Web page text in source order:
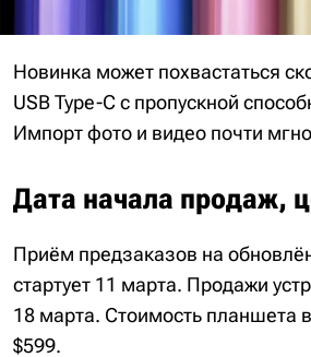
Новинка может похвастаться
USB Type-C с пропускной
Импорт фото и видео почти
Дата начала продаж,
Приём предзаказов на
стартует 11 марта. Продажи
18 марта. Стоимость планшета
$599.